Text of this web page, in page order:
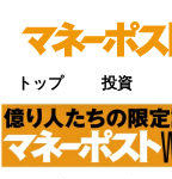
トップ 投資